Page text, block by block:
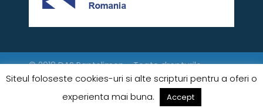
© 2018 DAS Pantelimon - Toate drepturile
rezervate. Protecția datelor - GDPR
Siteul foloseste cookies-uri si alte scripturi pentru a oferi o
experienta mai buna.
Accept